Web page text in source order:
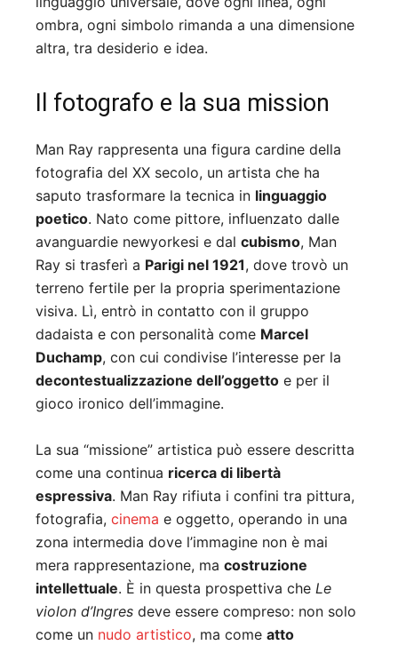
ombra, ogni simbolo rimanda a una dimensione
altra, tra desiderio e idea.
Il fotografo e la sua mission
Man Ray rappresenta una figura cardine della
fotografia del XX secolo, un artista che ha
saputo trasformare la tecnica in linguaggio
poetico. Nato come pittore, influenzato dalle
avanguardie newyorkesi e dal cubismo, Man
Ray si trasferì a Parigi nel 1921, dove trovò un
terreno fertile per la propria sperimentazione
visiva. Lì, entrò in contatto con il gruppo
dadaista e con personalità come Marcel
Duchamp, con cui condivise l’interesse per la
decontestualizzazione dell’oggetto e per il
gioco ironico dell’immagine.
La sua “missione” artistica può essere descritta
come una continua ricerca di libertà
espressiva. Man Ray rifiuta i confini tra pittura,
fotografia, cinema e oggetto, operando in una
zona intermedia dove l’immagine non è mai
mera rappresentazione, ma costruzione
intellettuale. È in questa prospettiva che Le
violon d’Ingres deve essere compreso: non solo
come un nudo artistico, ma come atto